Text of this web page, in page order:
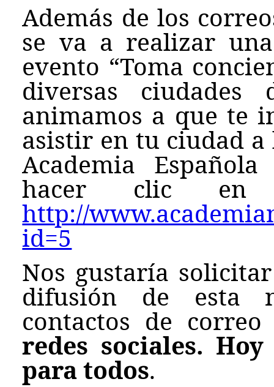
Además de los
se va a realizar
evento “Toma
diversas
animamos a que te
asistir en tu ciudad a
Academia
hacer clic en
http://
id=5
Nos gustaría
difusión de esta
contactos de
redes sociales.
para todos.